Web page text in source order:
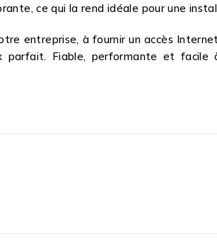
ce qui la rend idéale pour une
entreprise, à fournir un accès
parfait. Fiable, performante et